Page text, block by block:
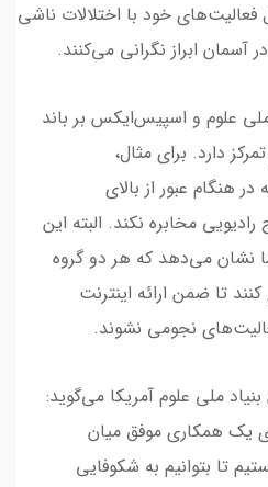
خود با اختلالات ناشی
آسمان ابراز نگرانی می‌کنند.
علوم و اسپیس‌ایکس بر باند
گیگاهرتز تمرکز دارد. برای مثال،
هنگام عبور از بالای
مخابره نکند. البته این
نشان می‌دهد که هر دو گروه
تا ضمن ارائه اینترنت
نجومی نشوند.
ملی علوم آمریکا می‌گوید:
یک همکاری موفق میان
تا بتوانیم به شکوفایی